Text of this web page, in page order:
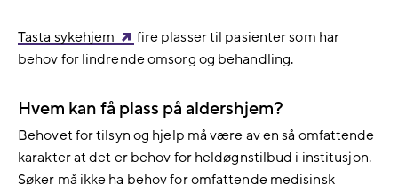
Tasta sykehjem
fire plasser til pasienter som har
behov for lindrende omsorg og behandling.
Hvem kan få plass på aldershjem?
Behovet for tilsyn og hjelp må være av en så omfattende
karakter at det er behov for heldøgnstilbud i institusjon.
Søker må ikke ha behov for omfattende medisinsk